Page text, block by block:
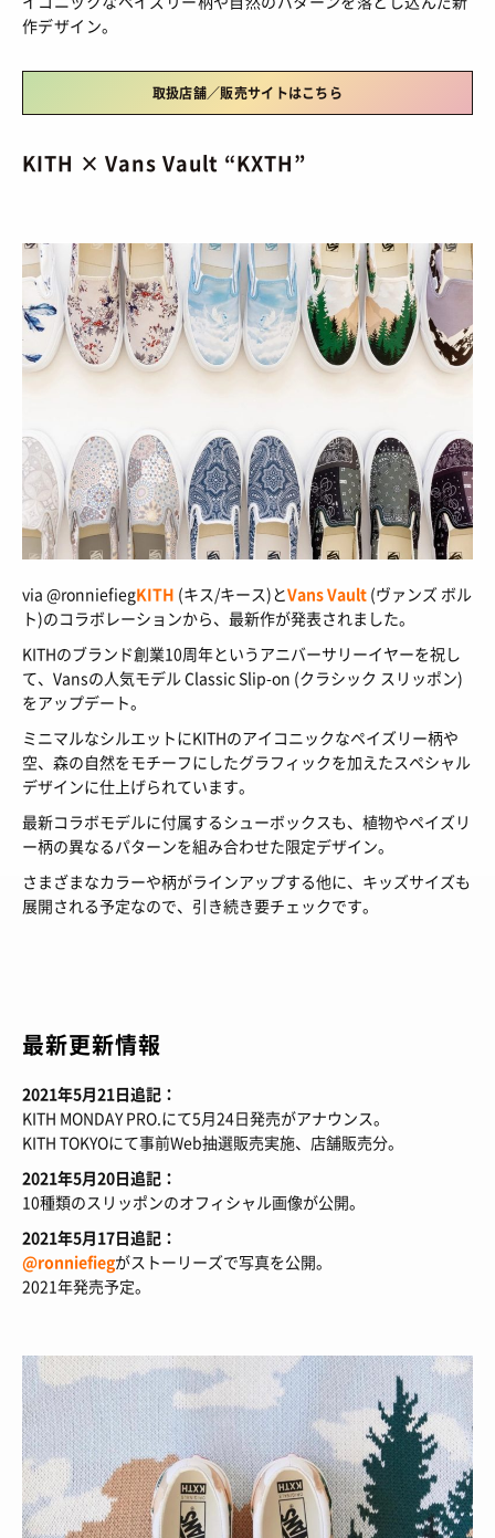
BOOKS/ ブック
HEALTH/ ヘルス・ボディ
HISTORY/ 歴史
by YBS co., ltd & YBS USA LLC.
作デザイン。
取扱店舗／販売サイトはこちら
KITH × Vans Vault “KXTH”
via @ronniefiegKITH (キス/キース)とVans Vault (ヴァンズ ボル
ト)のコラボレーションから、最新作が発表されました。
KITHのブランド創業10周年というアニバーサリーイヤーを祝し
て、Vansの人気モデル Classic Slip-on (クラシック スリッポン)
をアップデート。
ミニマルなシルエットにKITHのアイコニックなペイズリー柄や
空、森の自然をモチーフにしたグラフィックを加えたスペシャル
デザインに仕上げられています。
最新コラボモデルに付属するシューボックスも、植物やペイズリ
ー柄の異なるパターンを組み合わせた限定デザイン。
さまざまなカラーや柄がラインアップする他に、キッズサイズも
展開される予定なので、引き続き要チェックです。
最新更新情報
2021年5月21日追記：
KITH MONDAY PRO.にて5月24日発売がアナウンス。
KITH TOKYOにて事前Web抽選販売実施、店舗販売分。
2021年5月20日追記：
10種類のスリッポンのオフィシャル画像が公開。
2021年5月17日追記：
@ronniefiegがストーリーズで写真を公開。
2021年発売予定。